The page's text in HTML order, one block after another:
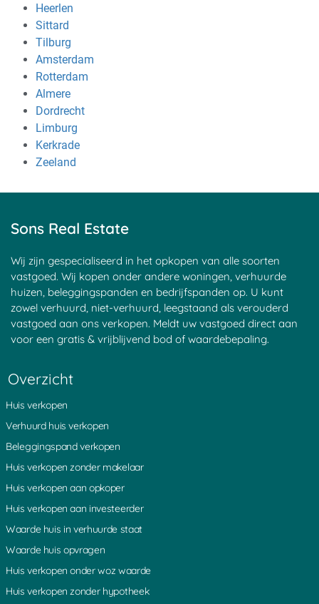
Heerlen
Sittard
Tilburg
Amsterdam
Rotterdam
Almere
Dordrecht
Limburg
Kerkrade
Zeeland
Sons Real Estate
Wij zijn gespecialiseerd in het opkopen van alle soorten
vastgoed. Wij kopen onder andere woningen, verhuurde
huizen, beleggingspanden en bedrijfspanden op. U kunt
zowel verhuurd, niet-verhuurd, leegstaand als verouderd
vastgoed aan ons verkopen. Meldt uw vastgoed direct aan
voor een gratis & vrijblijvend bod of waardebepaling.
Overzicht
Huis verkopen
Verhuurd huis verkopen
Beleggingspand verkopen
Huis verkopen zonder makelaar
Huis verkopen aan opkoper
Huis verkopen aan investeerder
Waarde huis in verhuurde staat
Waarde huis opvragen
Huis verkopen onder woz waarde
Huis verkopen zonder hypotheek